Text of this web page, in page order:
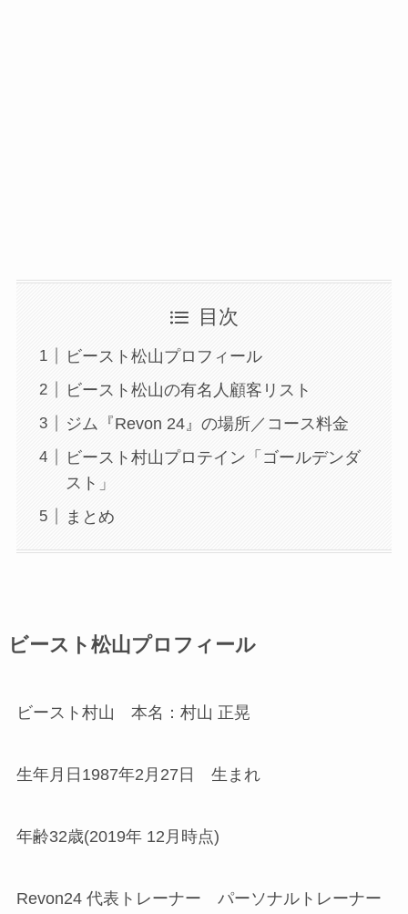
目次
ビースト松山プロフィール
ビースト松山の有名人顧客リスト
ジム『Revon 24』の場所／コース料金
ビースト村山プロテイン「ゴールデンダ
スト」
まとめ
ビースト松山プロフィール
ビースト村山 本名：村山 正晃
生年月日1987年2月27日 生まれ
年齢32歳(2019年 12月時点)
Revon24 代表トレーナー パーソナルトレーナー